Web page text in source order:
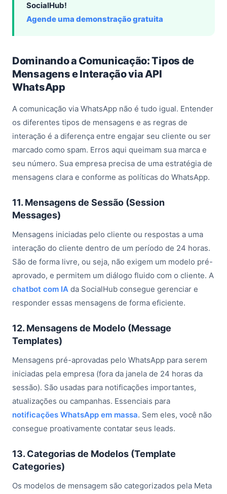
SocialHub!
Agende uma demonstração gratuita
Dominando a Comunicação: Tipos de
Mensagens e Interação via API
WhatsApp
A comunicação via WhatsApp não é tudo igual. Entender
os diferentes tipos de mensagens e as regras de
interação é a diferença entre engajar seu cliente ou ser
marcado como spam. Erros aqui queimam sua marca e
seu número. Sua empresa precisa de uma estratégia de
mensagens clara e conforme as políticas do WhatsApp.
11. Mensagens de Sessão (Session
Messages)
Mensagens iniciadas pelo cliente ou respostas a uma
interação do cliente dentro de um período de 24 horas.
São de forma livre, ou seja, não exigem um modelo pré-
aprovado, e permitem um diálogo fluido com o cliente. A
chatbot com IA da SocialHub consegue gerenciar e
responder essas mensagens de forma eficiente.
12. Mensagens de Modelo (Message
Templates)
Mensagens pré-aprovadas pelo WhatsApp para serem
iniciadas pela empresa (fora da janela de 24 horas da
sessão). São usadas para notificações importantes,
atualizações ou campanhas. Essenciais para
notificações WhatsApp em massa. Sem eles, você não
consegue proativamente contatar seus leads.
13. Categorias de Modelos (Template
Categories)
Os modelos de mensagem são categorizados pela Meta